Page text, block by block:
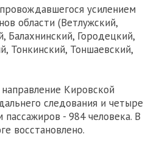
усилением
области (Ветлужский,
Балахнинский, Городецкий,
Тонкинский, Тоншаевский,
Кировской
следования и четыре
- 984 человека. В
восстановлено.